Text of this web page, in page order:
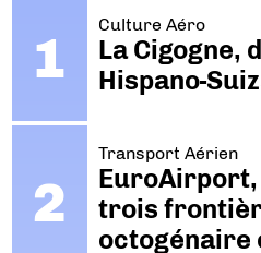
Culture Aéro
La Cigogne,
Hispano-
Transport Aérien
trois
octogénaire